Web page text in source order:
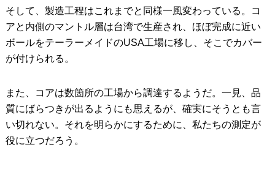
そして、製造工程はこれまでと同様一風変わっている。コ
アと内側のマントル層は台湾で生産され、ほぼ完成に近い
ボールをテーラーメイドのUSA工場に移し、そこでカバー
が付けられる。
また、コアは数箇所の工場から調達するようだ。一見、品
質にばらつきが出るようにも思えるが、確実にそうとも言
い切れない。それを明らかにするために、私たちの測定が
役に立つだろう。